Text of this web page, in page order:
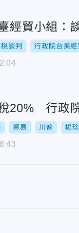
經貿小組：
談判 行政院台美經
20% 行政
貿易 川普 楊